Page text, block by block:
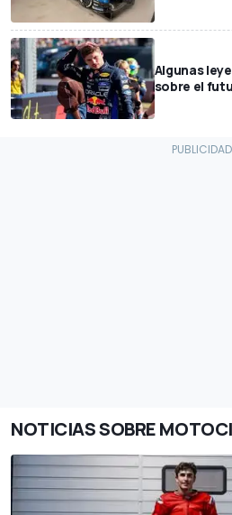
Algunas
sobre el
NOTICIAS SOBRE